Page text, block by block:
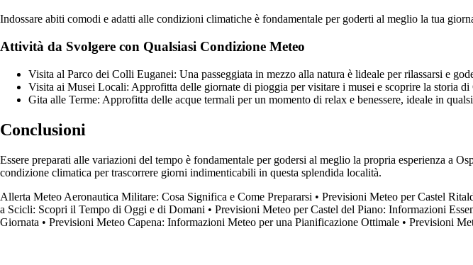
Indossare abiti comodi e adatti alle condizioni climatiche è fondamentale per goderti al meglio la tua
Attività da Svolgere con Qualsiasi Condizione Meteo
Visita al Parco dei Colli Euganei: Una passeggiata in mezzo alla natura è lideale per rilassarsi e
Visita ai Musei Locali: Approfitta delle giornate di pioggia per visitare i musei e scoprire la storia di
Gita alle Terme: Approfitta delle acque termali per un momento di relax e benessere, ideale in
Conclusioni
Essere preparati alle variazioni del tempo è fondamentale per godersi al meglio la propria esperienza a
condizione climatica per trascorrere giorni indimenticabili in questa splendida località.
Allerta Meteo Aeronautica Militare: Cosa Significa e Come Prepararsi • Previsioni Meteo per Castel
a Scicli: Scopri il Tempo di Oggi e di Domani • Previsioni Meteo per Castel del Piano: Informazioni
Giornata • Previsioni Meteo Capena: Informazioni Meteo per una Pianificazione Ottimale • Previsioni